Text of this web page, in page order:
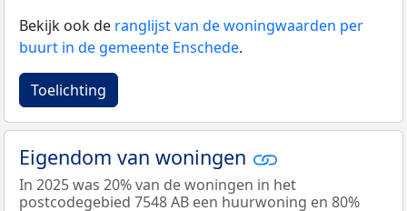
Bekijk ook de ranglijst van de woningwaarden per
buurt in de gemeente Enschede.
Toelichting
Eigendom van woningen
In 2025 was 20% van de woningen in het
postcodegebied 7548 AB een huurwoning en 80%